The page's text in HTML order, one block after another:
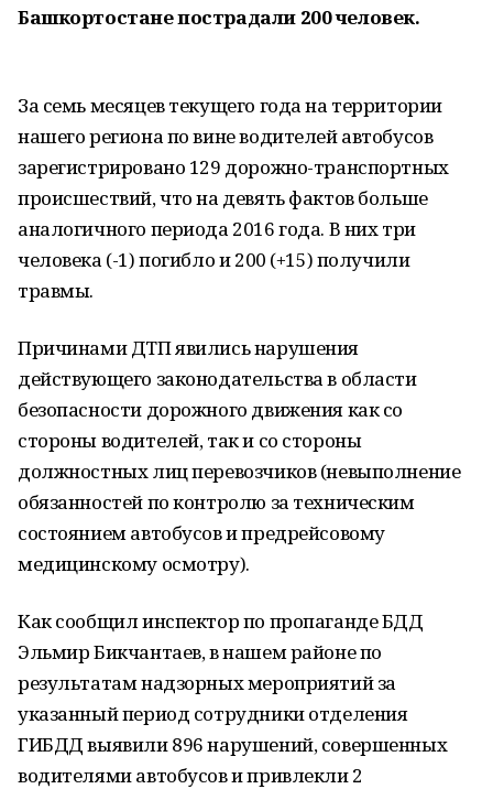
Башкортостане пострадали 200 человек.
За семь месяцев текущего года на территории
нашего региона по вине водителей автобусов
зарегистрировано 129 дорожно-транспортных
происшествий, что на девять фактов больше
аналогичного периода 2016 года. В них три
человека (-1) погибло и 200 (+15) получили
травмы.
Причинами ДТП явились нарушения
действующего законодательства в области
безопасности дорожного движения как со
стороны водителей, так и со стороны
должностных лиц перевозчиков (невыполнение
обязанностей по контролю за техническим
состоянием автобусов и предрейсовому
медицинскому осмотру).
Как сообщил инспектор по пропаганде БДД
Эльмир Бикчантаев, в нашем районе по
результатам надзорных мероприятий за
указанный период сотрудники отделения
ГИБДД выявили 896 нарушений, совершенных
водителями автобусов и привлекли 2